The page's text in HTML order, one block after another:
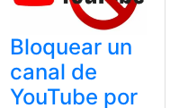
Bloquear un
canal de
YouTube por